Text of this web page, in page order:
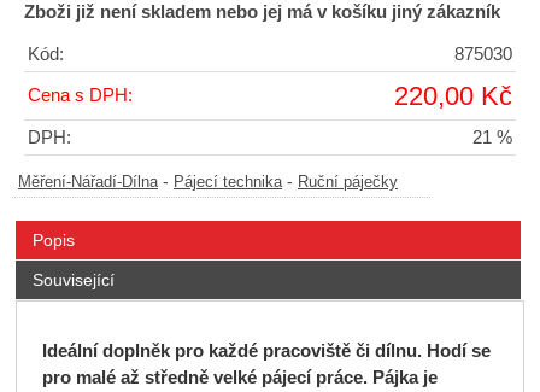
Zboži již není skladem nebo jej má v košíku jiný zákazník
Kód: 875030
Cena s DPH: 220,00 Kč
DPH: 21 %
Měření-Nářadí-Dílna- Pájecí technika- Ruční páječky
Popis
Související
Ideální doplněk pro každé pracoviště či dílnu. Hodí se
pro malé až středně velké pájecí práce. Pájka je